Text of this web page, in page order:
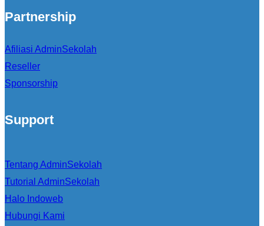
Partnership
Afiliasi AdminSekolah
Reseller
Sponsorship
Support
Tentang AdminSekolah
Tutorial AdminSekolah
Halo Indoweb
Hubungi Kami